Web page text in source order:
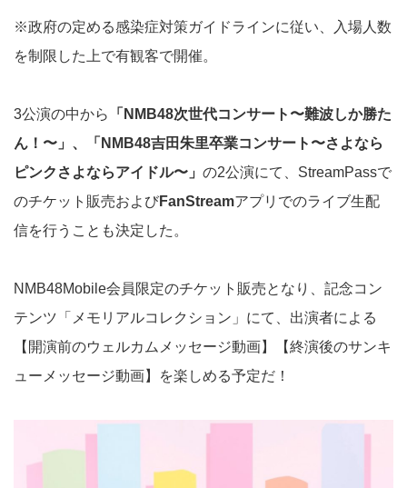
※政府の定める感染症対策ガイドラインに従い、入場人数
を制限した上で有観客で開催。
3公演の中から
「NMB48次世代コンサート〜難波しか勝た
ん！〜」、「NMB48吉田朱里卒業コンサート〜さよなら
ピンクさよならアイドル〜」 の2公演にて、StreamPassで
のチケット販売およびFanStreamアプリでのライブ生配
信を行うことも決定した。
NMB48Mobile会員限定のチケット販売となり、記念コン
テンツ「メモリアルコレクション」にて、出演者による
【開演前のウェルカムメッセージ動画】【終演後のサンキ
ューメッセージ動画】を楽しめる予定だ！